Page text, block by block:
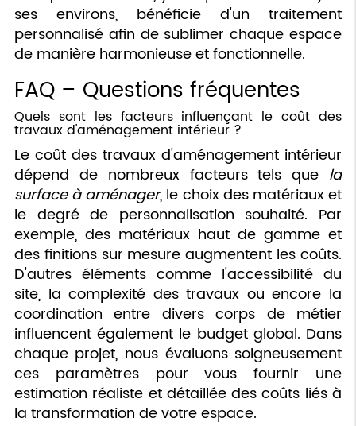
ses environs, bénéficie d'un traitement
personnalisé afin de sublimer chaque espace
de manière harmonieuse et fonctionnelle.
FAQ – Questions fréquentes
Quels sont les facteurs influençant le coût des
travaux d'aménagement intérieur ?
Le coût des travaux d'aménagement intérieur
dépend de nombreux facteurs tels que la
surface à aménager, le choix des matériaux et
le degré de personnalisation souhaité. Par
exemple, des matériaux haut de gamme et
des finitions sur mesure augmentent les coûts.
D'autres éléments comme l'accessibilité du
site, la complexité des travaux ou encore la
coordination entre divers corps de métier
influencent également le budget global. Dans
chaque projet, nous évaluons soigneusement
ces paramètres pour vous fournir une
estimation réaliste et détaillée des coûts liés à
la transformation de votre espace.